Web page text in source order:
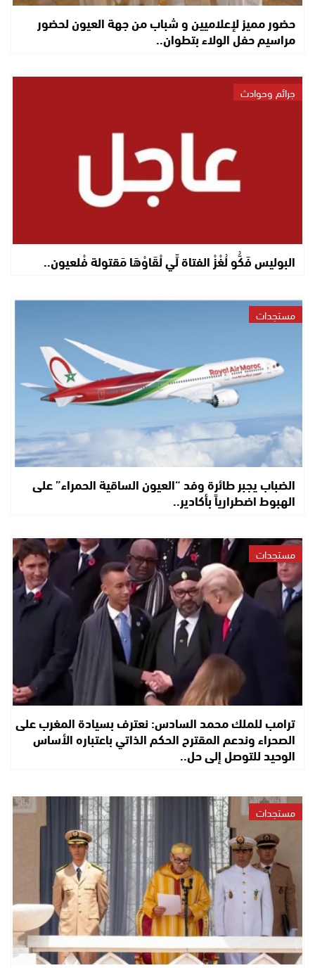
حضور مميز لإعلاميين و شباب من جهة العيون لحضور
مراسيم حفل الولاء بتطوان..
جرائم وحوادث
البوليس فَكُّو لُغْزْ الفتاة لِّي لْقَاوْهَا مَقتولة فْلعيون..
مستجدات
الضباب يجبر طائرة وفد “العيون الساقية الحمراء” على
الهبوط اضطرارياً بأكادير..
مستجدات
ترامب للملك محمد السادس: نعترف بسيادة المغرب على
الصحراء وندعم المقترح الحكم الذاتي باعتباره الأساس
الوحيد للتوصل إلى حل..
مستجدات